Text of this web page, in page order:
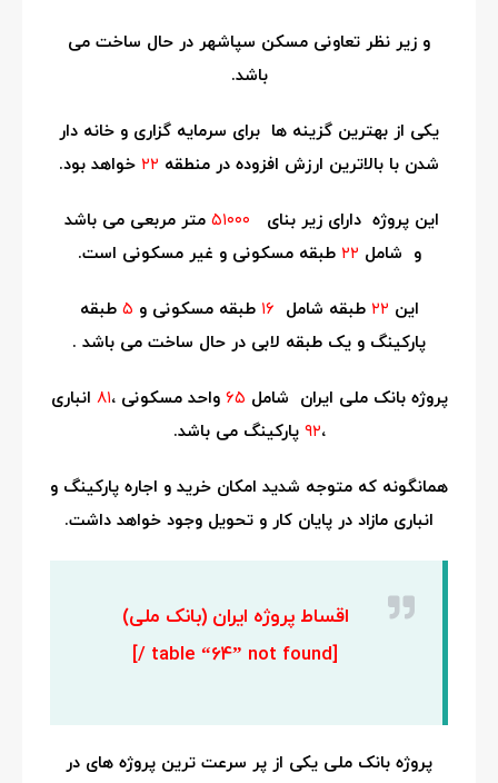
و زیر نظر تعاونی مسکن سپاشهر در حال ساخت می
باشد.
یکی از بهترین گزینه ها برای سرمایه گزاری و خانه دار
شدن با بالاترین ارزش افزوده در منطقه ۲۲ خواهد بود.
این پروژه دارای زیر بنای ۵۱۰۰۰ متر مربعی می باشد
و شامل ۲۲ طبقه مسکونی و غیر مسکونی است.
این ۲۲ طبقه شامل ۱۶ طبقه مسکونی و ۵ طبقه
پارکینگ و یک طبقه لابی در حال ساخت می باشد .
پروژه بانک ملی ایران شامل ۶۵ واحد مسکونی ،۸۱ انباری
،۹۲ پارکینگ می باشد.
همانگونه که متوجه شدید امکان خرید و اجاره پارکینگ و
انباری مازاد در پایان کار و تحویل وجود خواهد داشت.
اقساط پروژه ایران (بانک ملی)
[table “64” not found /]
پروژه بانک ملی یکی از پر سرعت ترین پروژه های در